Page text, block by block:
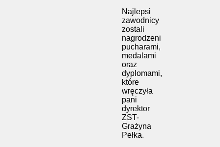
Najlepsi
zawodnicy
zostali
nagrodzeni
pucharami,
medalami
oraz
dyplomami,
które
wręczyła
pani
dyrektor
ZST-
Grażyna
Pełka.